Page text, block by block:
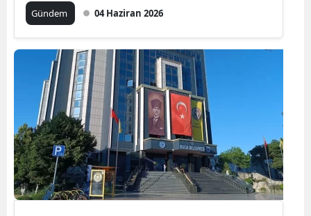
Gündem 04 Haziran 2026